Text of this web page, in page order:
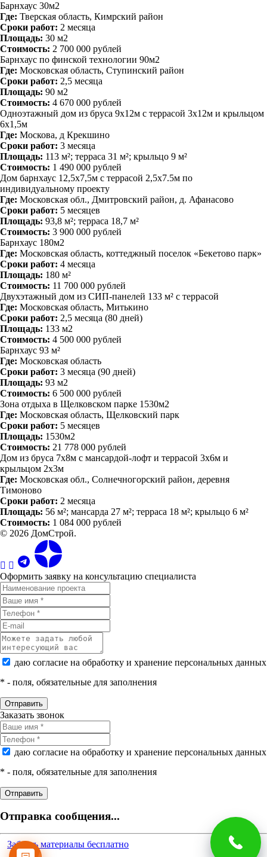
Барнхаус 30м2
Где: Тверская область, Кимрский район
Сроки работ: 2 месяца
Площадь: 30 м2
Стоимость: 2 700 000 рублей
Барнхаус по финской технологии 90м2
Где: Московская область, Ступинский район
Сроки работ: 2,5 месяца
Площадь: 90 м2
Стоимость: 4 670 000 рублей
Одноэтажный дом из бруса 9х12м с террасой 3х12м и крыльцом
6х1,5м
Где: Москова, д Крекшино
Сроки работ: 3 месяца
Площадь: 113 м²; терраса 31 м²; крыльцо 9 м²
Стоимость: 1 490 000 рублей
Дом барнхаус 12,5х7,5м с террасой 2,5х7.5м по
индивидуальному проекту
Где: Московская обл., Дмитровский район, д. Афанасово
Сроки работ: 5 месяцев
Площадь: 93,8 м²; терраса 18,7 м²
Стоимость: 3 900 000 рублей
Барнхаус 180м2
Где: Московская область, коттеджный поселок «Бекетово парк»
Сроки работ: 4 месяца
Площадь: 180 м²
Стоимость: 11 700 000 рублей
Двухэтажный дом из СИП-панелей 133 м² с террасой
Где: Московская область, Митькино
Сроки работ: 2,5 месяца (80 дней)
Площадь: 133 м2
Стоимость: 4 500 000 рублей
Барнхаус 93 м²
Где: Московская область
Сроки работ: 3 месяца (90 дней)
Площадь: 93 м2
Стоимость: 6 500 000 рублей
Зона отдыха в Щелковском парке 1530м2
Где: Московская область, Щелковский парк
Сроки работ: 5 месяцев
Площадь: 1530м2
Стоимость: 21 778 000 рублей
Дом из бруса 7х8м с мансардой-лофт и террасой 3х6м и
крыльцом 2х3м
Где: Московская обл., Солнечногорский район, деревня
Тимоново
Сроки работ: 2 месяца
Площадь: 56 м²; мансарда 27 м²; терраса 18 м²; крыльцо 6 м²
Стоимость: 1 084 000 рублей
© 2026 ДомСтрой.
Оформить заявку на консультацию специалиста
даю согласие на обработку и хранение персональных данных
* - поля, обязательные для заполнения
Заказать звонок
даю согласие на обработку и хранение персональных данных
* - поля, обязательные для заполнения
Отправка сообщения...
Забрать материалы бесплатно